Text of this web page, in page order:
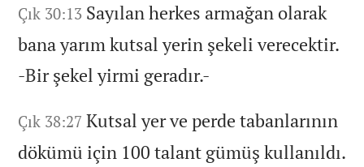
Çık 30:13 Sayılan herkes armağan olarak
bana yarım kutsal yerin şekeli verecektir.
-Bir şekel yirmi geradır.-
Çık 38:27 Kutsal yer ve perde tabanlarının
dökümü için 100 talant gümüş kullanıldı.